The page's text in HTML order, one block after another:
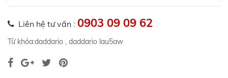
Liên hệ tư vấn : 0903 09 09 62
Từ khóa:daddario , daddario lau5aw